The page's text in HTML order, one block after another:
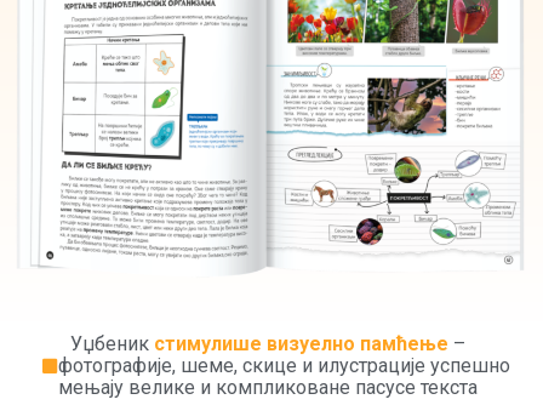
Уџбеник стимулише визуелно памћење –
фотографије, шеме, скице и илустрације успешно
мењају велике и компликоване пасусе текста